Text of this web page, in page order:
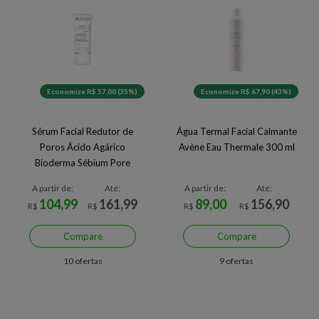
Economize R$ 57,00 (35%)
Sérum Facial Redutor de
Poros Ácido Agárico
Bioderma Sébium Pore
A partir de:
R$ 104,99
Até:
R$ 161,99
Compare
10 ofertas
Economize R$ 67,90 (43%)
Água Termal Facial Calmante
Avène Eau Thermale 300 ml
A partir de:
R$ 89,00
Até:
R$ 156,90
Compare
9 ofertas